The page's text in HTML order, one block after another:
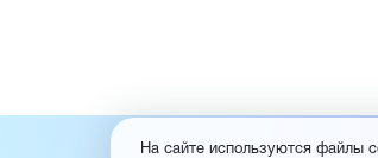
На сайте используются файлы